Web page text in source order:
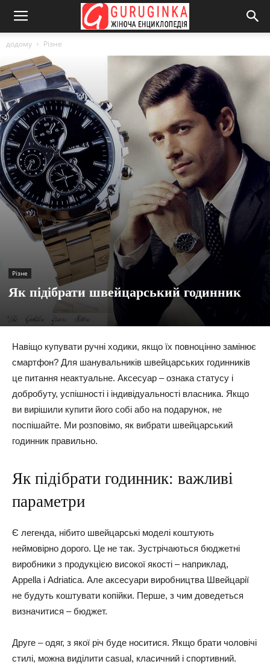
додому Різне
Різне
Як підібрати швейцарський годинник
Навіщо купувати ручні ходики, якщо їх повноцінно замінює
смартфон? Для шанувальників швейцарських годинників
це питання неактуальне. Аксесуар – ознака статусу і
добробуту, успішності і індивідуальності власника. Якщо
ви вирішили купити його собі або на подарунок, не
поспішайте. Ми розповімо, як вибрати швейцарський
годинник правильно.
Як підібрати годинник: важливі
параметри
Є легенда, нібито швейцарські моделі коштують
неймовірно дорого. Це не так. Зустрічаються бюджетні
виробники з продукцією високої якості – наприклад,
Appella і Adriatica. Але аксесуари виробництва Швейцарії
не будуть коштувати копійки. Перше, з чим доведеться
визначитися – бюджет.
Друге – одяг, з якої річ буде носитися. Якщо брати чоловічі
стилі, можна виділити casual, класичний і спортивний.